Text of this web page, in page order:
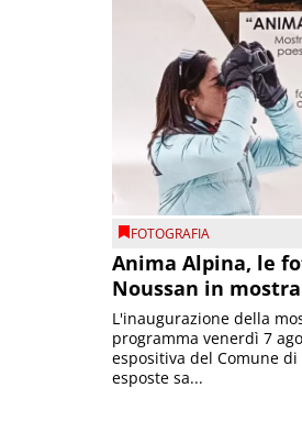
FOTOGRAFIA
Anima Alpina, le
Noussan in
L'inaugurazione della
programma venerdì 7
espositiva del Comune
esposte sa...